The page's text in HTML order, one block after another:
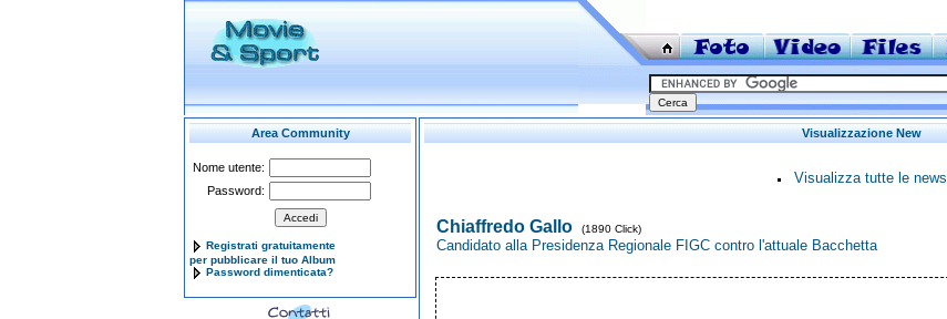
Area Community
Nome utente:
Password:
Registrati gratuitamente
per pubblicare il tuo Album
Password dimenticata?
Visualizzazione New
Visualizza tutte le news
Chiaffredo Gallo (1890 Click)
Candidato alla Presidenza Regionale FIGC contro l'attuale Bacchetta